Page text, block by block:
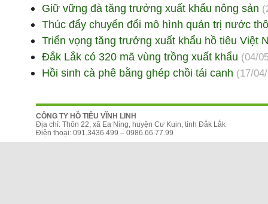
Giữ vững đà tăng trưởng xuất khẩu nông sản
Thúc đẩy chuyển đổi mô hình quản trị nước
Triển vọng tăng trưởng xuất khẩu hồ tiêu Việt
Đắk Lắk có 320 mã vùng trồng xuất khẩu (04/
Hồi sinh cà phê bằng ghép chồi tái canh (17/
CÔNG TY HỒ TIÊU VĨNH LINH
Địa chỉ: Thôn 22, xã Ea Ning, huyện Cư Kuin, tỉnh Đắk Lắk
Điện thoại: 091.3436.499 – 0986.66.77.99